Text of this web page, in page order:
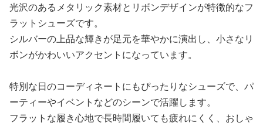
光沢のあるメタリック素材とリボンデザインが特徴的なフ
ラットシューズです。
シルバーの上品な輝きが足元を華やかに演出し、小さなリ
ボンがかわいいアクセントになっています。
特別な日のコーディネートにもぴったりなシューズで、パ
ーティーやイベントなどのシーンで活躍します。
フラットな履き心地で長時間履いても疲れにくく、おしゃ